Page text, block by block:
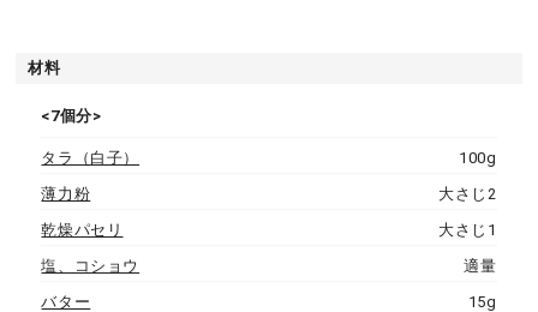
材料
<7個分>
タラ（白子）
100g
薄力粉
大さじ2
乾燥パセリ
大さじ1
塩、コショウ
適量
バター
15g